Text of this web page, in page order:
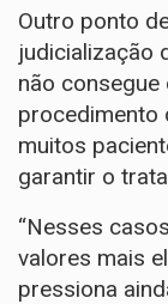
Outro ponto
judicialização
não
procedimento
muitos
garantir o
“Nesses
valores mais
pressiona